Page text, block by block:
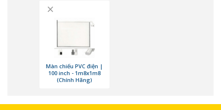
×
Màn chiếu PVC điện |
100 inch - 1m8x1m8
(Chính Hãng)